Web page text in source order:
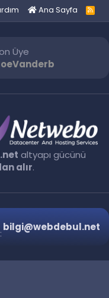
Ana Sayfa
R
S
Üye
altyapı gücünü
alır.
bilgi@webdebul.net